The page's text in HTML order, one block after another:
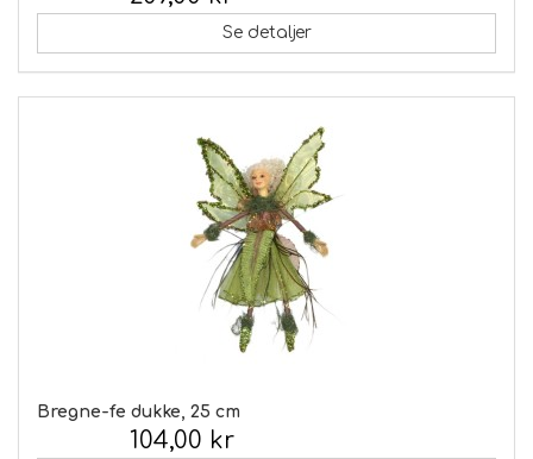
Se detaljer
Bregne-fe dukke, 25 cm
104,00 kr